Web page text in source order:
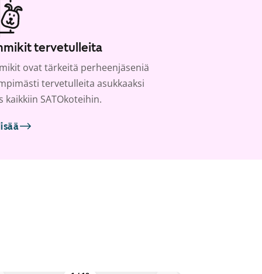
tervetulleita
ovat tärkeitä perheenjäseniä
tervetulleita asukkaaksi
kaikkiin SATOkoteihin.